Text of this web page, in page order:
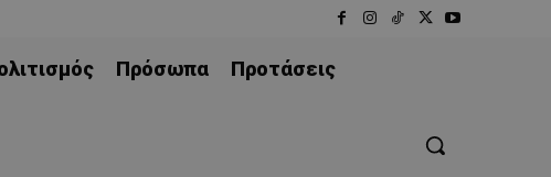
Πρόσωπα
Προτάσεις